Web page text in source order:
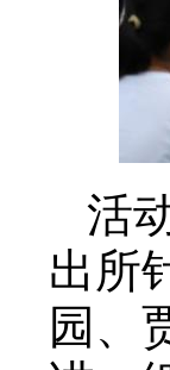
活
出所
园、